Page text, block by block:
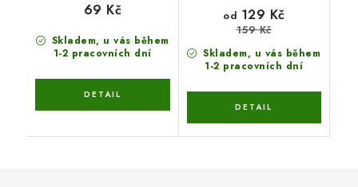
Skladem, u vás během
1-2 pracovních dní
69 Kč
Skladem, u vás během
1-2 pracovních dní
od 129 Kč
159 Kč